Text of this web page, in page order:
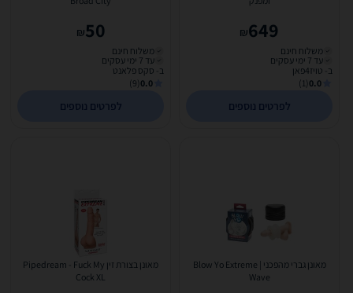
649
₪
משלוח חינם
עד 7 ימי עסקים
ב- טויז4פאן
0.0
(1)
לפרטים נוספים
50
₪
משלוח חינם
עד 7 ימי עסקים
ב- סקס פלאנט
0.0
(9)
לפרטים נוספים
מאונן גברי מהפכני | Blow Yo Extreme
Wave
מאונן בצורת זין Pipedream - Fuck My
Cock XL